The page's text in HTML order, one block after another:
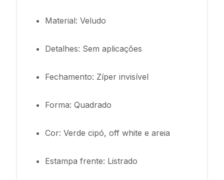
Material: Veludo
Detalhes: Sem aplicações
Fechamento: Zíper invisível
Forma: Quadrado
Cor: Verde cipó, off white e areia
Estampa frente: Listrado